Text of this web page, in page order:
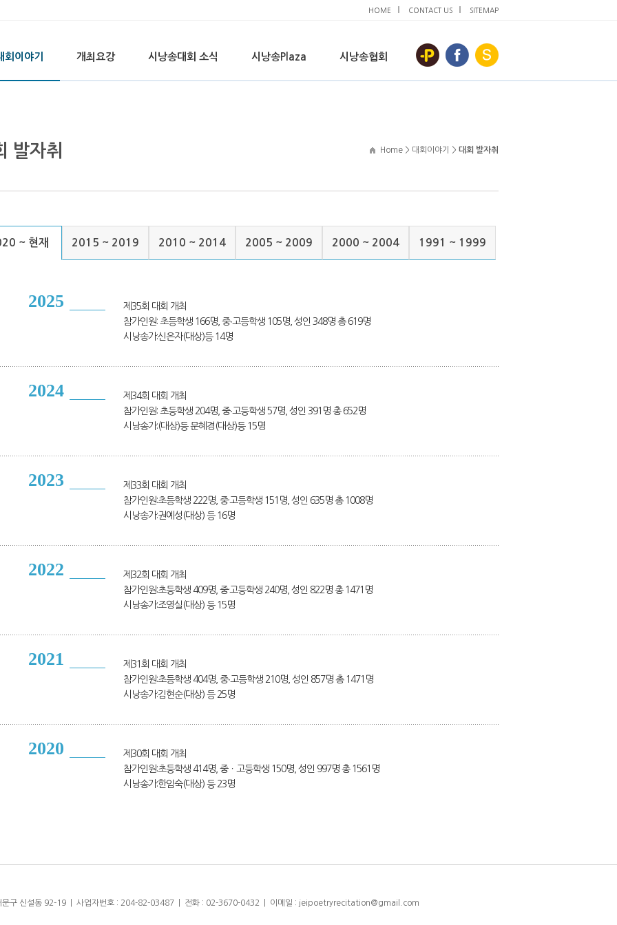
HOME CONTACT US SITEMAP
회이야기 개최요강 시낭송대회 소식 시낭송Plaza 시낭송협회
발자취 Home > 대회이야기 > 대회 발자취
~ 현재 2015 ~ 2019 2010 ~ 2014 2005 ~ 2009 2000 ~ 2004 1991 ~ 1999
2025
제35회 대회 개최
참가인원: 초등학생 166명, 중∙고등학생 105명, 성인 348명 총 619명
시낭송가:신은자(대상)등 14명
2024
제34회 대회 개최
참가인원: 초등학생 204명, 중∙고등학생 57명, 성인 391명 총 652명
시낭송가:(대상)등 문혜경(대상)등 15명
2023
제33회 대회 개최
참가인원:초등학생 222명, 중·고등학생 151명, 성인 635명 총 1008명
시낭송가:권예성(대상) 등 16명
2022
제32회 대회 개최
참가인원:초등학생 409명, 중·고등학생 240명, 성인 822명 총 1471명
시낭송가:조영실(대상) 등 15명
2021
제31회 대회 개최
참가인원:초등학생 404명, 중∙고등학생 210명, 성인 857명 총 1471명
시낭송가:김현순(대상) 등 25명
2020
제30회 대회 개최
참가인원:초등학생 414명, 중ㆍ고등학생 150명, 성인 997명 총 1561명
시낭송가:한임숙(대상) 등 23명
문구 신설동 92-19 | 사업자번호 : 204-82-03487 | 전화 : 02-3670-0432 | 이메일 : jeipoetryrecitation@gmail.com